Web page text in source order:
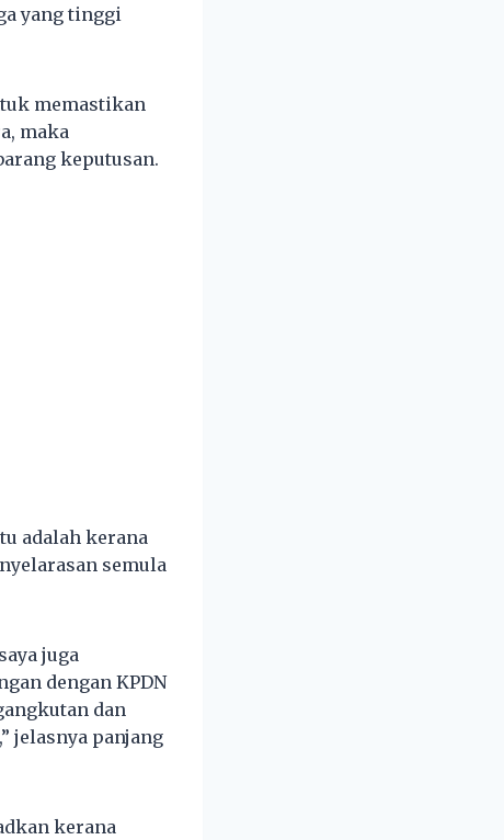
yang tinggi
memastikan
maka
keputusan.
adalah kerana
semula
juga
dengan KPDN
dan
jelasnya panjang
kerana